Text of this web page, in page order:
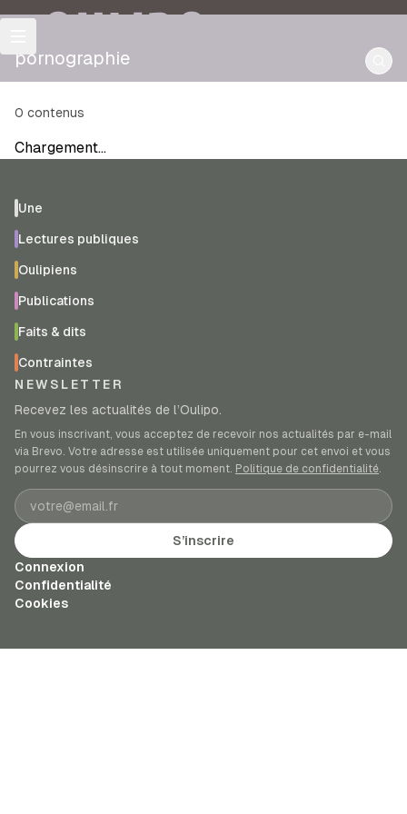
OULIPO
pornographie
0 contenus
Chargement…
Une
Lectures publiques
Oulipiens
Publications
Faits & dits
Contraintes
NEWSLETTER
Recevez les actualités de l’Oulipo.
En vous inscrivant, vous acceptez de recevoir nos actualités par e-mail
via Brevo. Votre adresse est utilisée uniquement pour cet envoi et vous
pourrez vous désinscrire à tout moment. Politique de confidentialité.
Adresse e-mail
S’inscrire
Connexion
Confidentialité
Cookies